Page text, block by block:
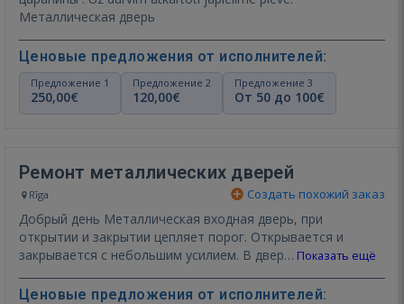
Металлическая дверь
Ценовые предложения от исполнителей:
Предложение 1
250,00€
Предложение 2
120,00€
Предложение 3
От 50 до 100€
Ремонт металлических дверей
Rīga Создать похожий заказ
Добрый день Металлическая входная дверь, при
открытии и закрытии цепляет порог. Открывается и
закрывается с небольшим усилием. В двер… Показать ещё
Ценовые предложения от исполнителей: